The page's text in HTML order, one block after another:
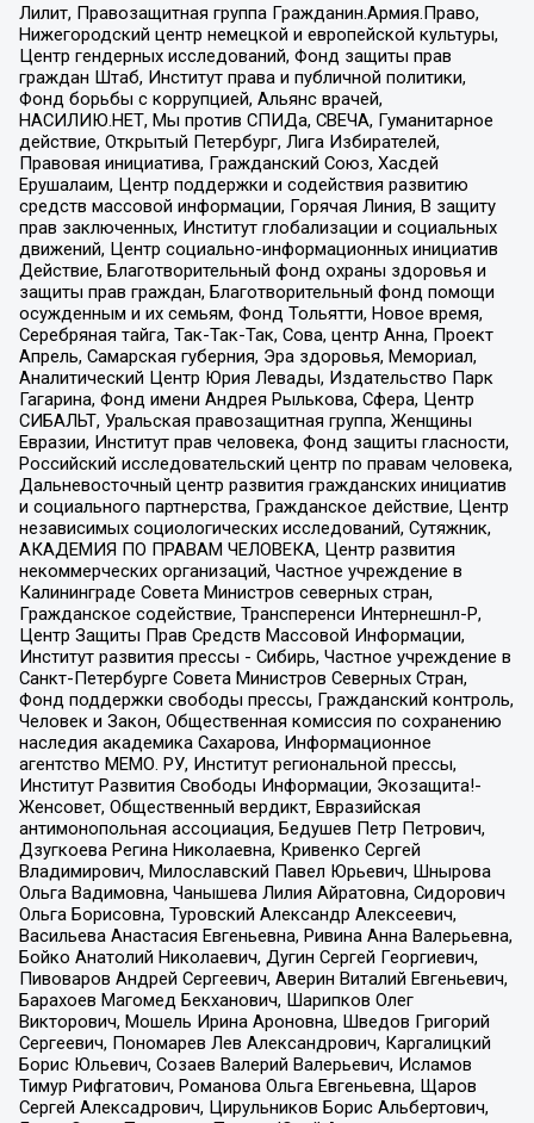
Лилит, Правозащитная группа Гражданин.Армия.Право,
Нижегородский центр немецкой и европейской культуры,
Центр гендерных исследований, Фонд защиты прав
граждан Штаб, Институт права и публичной политики,
Фонд борьбы с коррупцией, Альянс врачей,
НАСИЛИЮ.НЕТ, Мы против СПИДа, СВЕЧА, Гуманитарное
действие, Открытый Петербург, Лига Избирателей,
Правовая инициатива, Гражданский Союз, Хасдей
Ерушалаим, Центр поддержки и содействия развитию
средств массовой информации, Горячая Линия, В защиту
прав заключенных, Институт глобализации и социальных
движений, Центр социально-информационных инициатив
Действие, Благотворительный фонд охраны здоровья и
защиты прав граждан, Благотворительный фонд помощи
осужденным и их семьям, Фонд Тольятти, Новое время,
Серебряная тайга, Так-Так-Так, Сова, центр Анна, Проект
Апрель, Самарская губерния, Эра здоровья, Мемориал,
Аналитический Центр Юрия Левады, Издательство Парк
Гагарина, Фонд имени Андрея Рылькова, Сфера, Центр
СИБАЛЬТ, Уральская правозащитная группа, Женщины
Евразии, Институт прав человека, Фонд защиты гласности,
Российский исследовательский центр по правам человека,
Дальневосточный центр развития гражданских инициатив
и социального партнерства, Гражданское действие, Центр
независимых социологических исследований, Сутяжник,
АКАДЕМИЯ ПО ПРАВАМ ЧЕЛОВЕКА, Центр развития
некоммерческих организаций, Частное учреждение в
Калининграде Совета Министров северных стран,
Гражданское содействие, Трансперенси Интернешнл-Р,
Центр Защиты Прав Средств Массовой Информации,
Институт развития прессы - Сибирь, Частное учреждение в
Санкт-Петербурге Совета Министров Северных Стран,
Фонд поддержки свободы прессы, Гражданский контроль,
Человек и Закон, Общественная комиссия по сохранению
наследия академика Сахарова, Информационное
агентство МЕМО. РУ, Институт региональной прессы,
Институт Развития Свободы Информации, Экозащита!-
Женсовет, Общественный вердикт, Евразийская
антимонопольная ассоциация, Бедушев Петр Петрович,
Дзугкоева Регина Николаевна, Кривенко Сергей
Владимирович, Милославский Павел Юрьевич, Шнырова
Ольга Вадимовна, Чанышева Лилия Айратовна, Сидорович
Ольга Борисовна, Туровский Александр Алексеевич,
Васильева Анастасия Евгеньевна, Ривина Анна Валерьевна,
Бойко Анатолий Николаевич, Дугин Сергей Георгиевич,
Пивоваров Андрей Сергеевич, Аверин Виталий Евгеньевич,
Барахоев Магомед Бекханович, Шарипков Олег
Викторович, Мошель Ирина Ароновна, Шведов Григорий
Сергеевич, Пономарев Лев Александрович, Каргалицкий
Борис Юльевич, Созаев Валерий Валерьевич, Исламов
Тимур Рифгатович, Романова Ольга Евгеньевна, Щаров
Сергей Алексадрович, Цирульников Борис Альбертович,